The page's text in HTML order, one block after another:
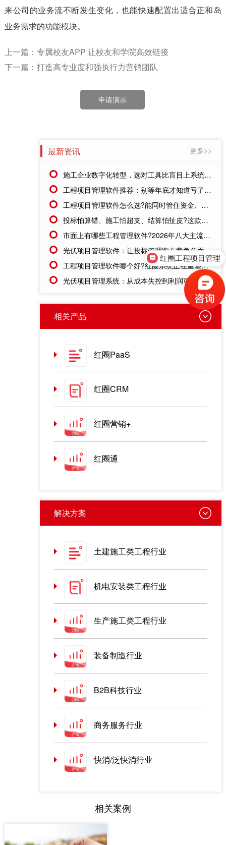
来公司的业务流不断发生变化，也能快速配置出适合正和岛
业务需求的功能模块。
上一篇：专属校友APP 让校友和学院高效链接
下一篇：打造高专业度和强执行力营销团队
申请演示
最新资讯 更多>>
施工企业数字化转型，选对工具比盲目上系统更重要
工程项目管理软件推荐：别等年底才知道亏了!这套系统让每一分钱都有迹可循
工程项目管理软件怎么选?能同时管住资金、成本、进度的才靠谱
投标怕算错、施工怕超支、结算怕扯皮?这款施工成本管理系统一招全解决
市面上有哪些工程管理软件?2026年八大主流工具深度盘点
光伏项目管理软件：让投标管理跑在竞争前面
工程项目管理软件哪个好?红圈系统正在重塑工程企业的"数字大脑"
光伏项目管理系统：从成本失控到利润可控，老板只需做对一步
相关产品
红圈PaaS
红圈CRM
红圈营销+
红圈通
解决方案
土建施工类工程行业
机电安装类工程行业
生产施工类工程行业
装备制造行业
B2B科技行业
商务服务行业
快消/泛快消行业
相关案例
红圈工程项目管理
售前咨询